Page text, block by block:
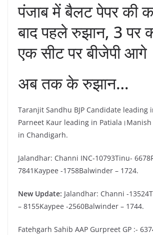
पंजाब में बैलट पेपर की
बाद पहले रुझान, 3 पर
एक सीट पर बीजेपी आगे
अब तक के रुझान…
Taranjit Sandhu BJP Candidate leading
Parneet Kaur leading in
in Chandigarh.
Jalandhar: Channi INC-10793Tinu-
7841Kaypee -1758Balwinder – 1724.
New Update: Jalandhar: Channi -
– 8155Kaypee -2560Balwinder – 1744.
Fatehgarh Sahib AAP Gurpreet GP :-